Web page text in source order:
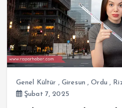
Genel Kültür , Giresun ,Ordu ,
Şubat 7, 2025